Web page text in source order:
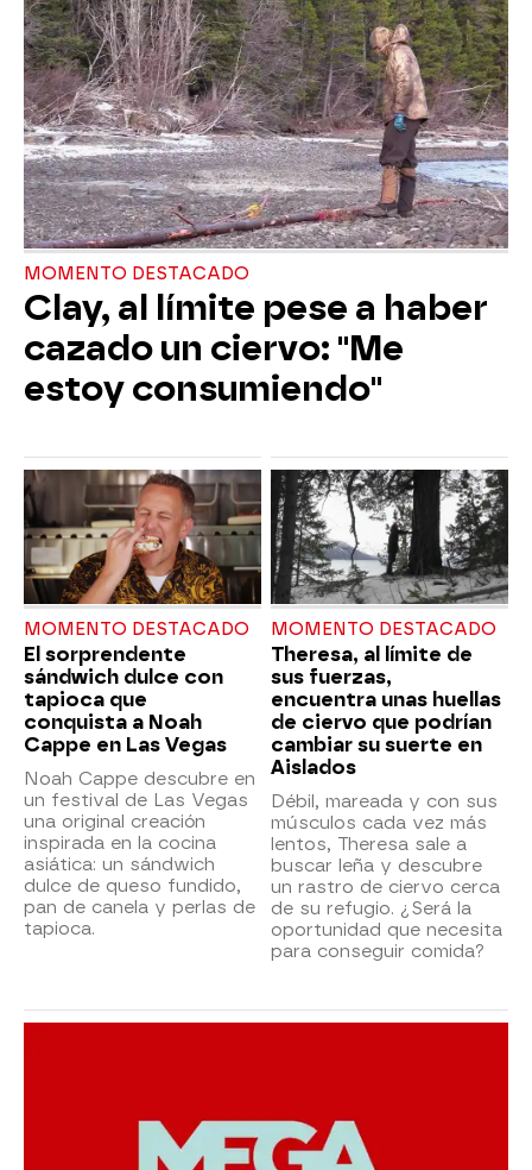
MOMENTO DESTACADO
Clay, al límite pese a haber
cazado un ciervo: "Me
estoy consumiendo"
MOMENTO DESTACADO
El sorprendente
sándwich dulce con
tapioca que
conquista a Noah
Cappe en Las Vegas
Noah Cappe descubre en
un festival de Las Vegas
una original creación
inspirada en la cocina
asiática: un sándwich
dulce de queso fundido,
pan de canela y perlas de
tapioca.
MOMENTO DESTACADO
Theresa, al límite de
sus fuerzas,
encuentra unas huellas
de ciervo que podrían
cambiar su suerte en
Aislados
Débil, mareada y con sus
músculos cada vez más
lentos, Theresa sale a
buscar leña y descubre
un rastro de ciervo cerca
de su refugio. ¿Será la
oportunidad que necesita
para conseguir comida?